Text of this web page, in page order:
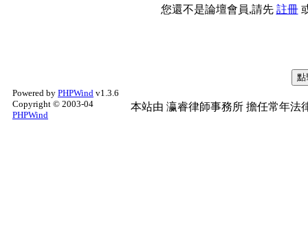
您還不是論壇會員,請先 註冊
Powered by PHPWind v1.3.6
Copyright © 2003-04
PHPWind
本站由 瀛睿律師事務所 擔任常年法